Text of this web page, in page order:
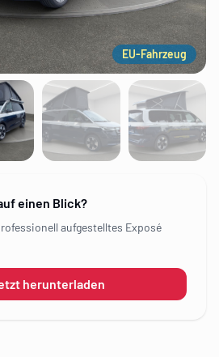
EU-Fahrzeug
einen Blick?
aufgestelltes Exposé
herunterladen